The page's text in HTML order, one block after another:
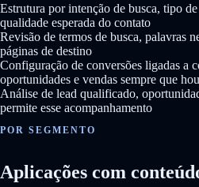
Estrutura por intenção de busca, tipo
qualidade esperada do contato
Revisão de termos de busca, palavras
páginas de destino
Configuração de conversões ligadas a
oportunidades e vendas sempre que
Análise de lead qualificado,
permite esse acompanhamento
POR SEGMENTO
Aplicações com